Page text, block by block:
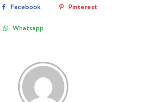
Facebook Pinterest
Whatsapp